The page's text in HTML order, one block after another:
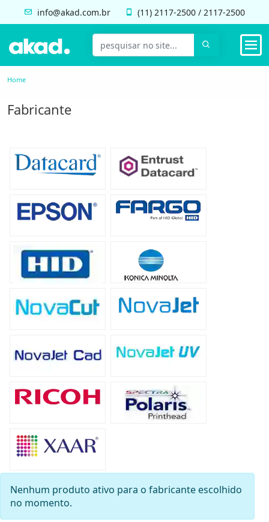
info@akad.com.br (11) 2117-2500 / 2117-2500
Home
Fabricante
Nenhum produto ativo para o fabricante escolhido
no momento.